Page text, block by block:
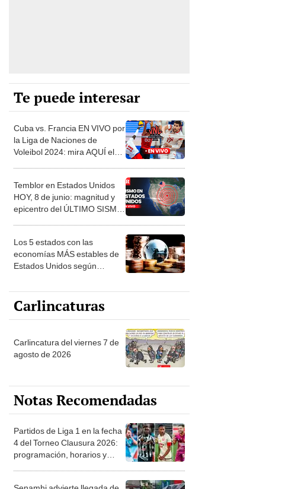
Te puede interesar
Cuba vs. Francia EN VIVO por
la Liga de Naciones de
Voleibol 2024: mira AQUÍ el
Temblor en Estados Unidos
HOY, 8 de junio: magnitud y
epicentro del ÚLTIMO SISMO,
Los 5 estados con las
economías MÁS estables de
Estados Unidos según
es superior
Carlincaturas
Carlincatura del viernes 7 de
agosto de 2026
Notas Recomendadas
Partidos de Liga 1 en la fecha
4 del Torneo Clausura 2026:
programación, horarios y